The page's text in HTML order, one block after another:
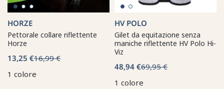
HORZE
Pettorale collare riflettente
Horze
13,25 €16,99 €
1 colore
HV POLO
Gilet da equitazione senza
maniche riflettente HV Polo Hi-
Viz
48,94 €69,95 €
1 colore